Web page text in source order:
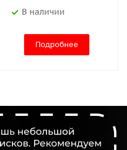
В наличии
Подробнее